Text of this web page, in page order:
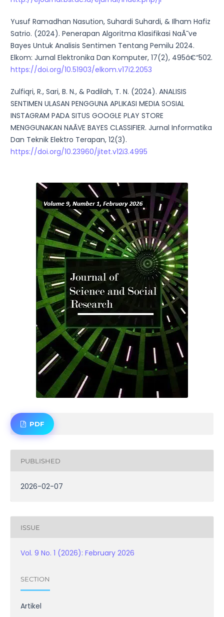
Yusuf Ramadhan Nasution, Suhardi Suhardi, & Ilham Hafiz
Satrio. (2024). Penerapan Algoritma Klasifikasi NaÃ¯ve
Bayes Untuk Analisis Sentimen Tentang Pemilu 2024.
Elkom: Jurnal Elektronika Dan Komputer, 17(2), 495â€“502.
https://doi.org/10.51903/elkom.v17i2.2053
Zulfiqri, R., Sari, B. N., & Padilah, T. N. (2024). ANALISIS
SENTIMEN ULASAN PENGGUNA APLIKASI MEDIA SOSIAL
INSTAGRAM PADA SITUS GOOGLE PLAY STORE
MENGGUNAKAN NAÃVE BAYES CLASSIFIER. Jurnal Informatika
Dan Teknik Elektro Terapan, 12(3).
https://doi.org/10.23960/jitet.v12i3.4995
PDF
PUBLISHED
2026-02-07
ISSUE
Vol. 9 No. 1 (2026): February 2026
SECTION
Artikel